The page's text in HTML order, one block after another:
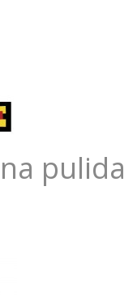
pulida